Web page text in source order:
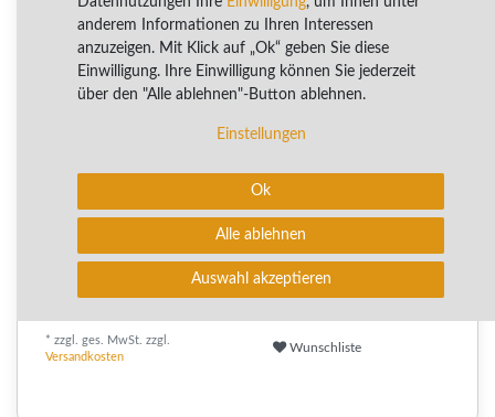
RABATT -10%
Sie sparen 5,89 €
Artikel mit rel. kurzer Lieferzeit.
✨
✨
In den Warenkorb
* zzgl. ges. MwSt. zzgl.
Versandkosten
Wunschliste
anderem Informationen zu Ihren Interessen
anzuzeigen. Mit Klick auf „Ok“ geben Sie diese
Einwilligung. Ihre Einwilligung können Sie jederzeit
über den "Alle ablehnen"-Button ablehnen.
Einstellungen
Ok
Alle ablehnen
Auswahl akzeptieren